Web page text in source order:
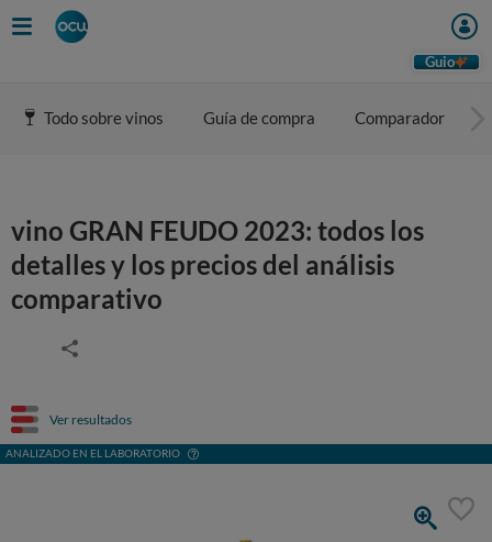
Guio
Todo sobre vinos Guía de compra Comparador
vino GRAN FEUDO 2023: todos los
detalles y los precios del análisis
comparativo
Ver resultados
ANALIZADO EN EL LABORATORIO